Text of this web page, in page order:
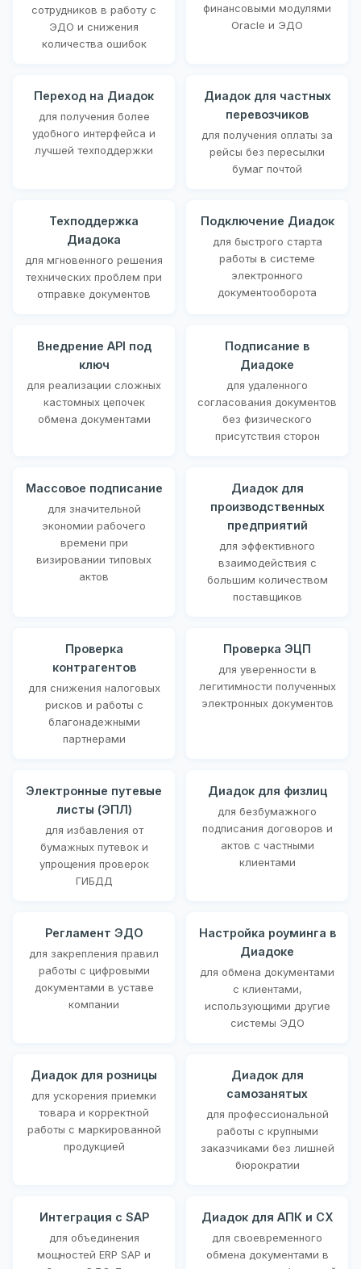
сотрудников в работу с
ЭДО и снижения
количества ошибок
финансовыми модулями
Oracle и ЭДО
Переход на Диадок
для получения более
удобного интерфейса и
лучшей техподдержки
Диадок для частных
перевозчиков
для получения оплаты за
рейсы без пересылки
бумаг почтой
Техподдержка
Диадока
для мгновенного решения
технических проблем при
отправке документов
Подключение Диадок
для быстрого старта
работы в системе
электронного
документооборота
Внедрение API под
ключ
для реализации сложных
кастомных цепочек
обмена документами
Подписание в
Диадоке
для удаленного
согласования документов
без физического
присутствия сторон
Массовое подписание
для значительной
экономии рабочего
времени при
визировании типовых
актов
Диадок для
производственных
предприятий
для эффективного
взаимодействия с
большим количеством
поставщиков
Проверка
контрагентов
для снижения налоговых
рисков и работы с
благонадежными
партнерами
Проверка ЭЦП
для уверенности в
легитимности полученных
электронных документов
Электронные путевые
листы (ЭПЛ)
для избавления от
бумажных путевок и
упрощения проверок
ГИБДД
Диадок для физлиц
для безбумажного
подписания договоров и
актов с частными
клиентами
Регламент ЭДО
для закрепления правил
работы с цифровыми
документами в уставе
компании
Настройка роуминга в
Диадоке
для обмена документами
с клиентами,
использующими другие
системы ЭДО
Диадок для розницы
для ускорения приемки
товара и корректной
работы с маркированной
продукцией
Диадок для
самозанятых
для профессиональной
работы с крупными
заказчиками без лишней
бюрократии
Интеграция с SAP
для объединения
мощностей ERP SAP и
Диадок для АПК и СХ
для своевременного
обмена документами в